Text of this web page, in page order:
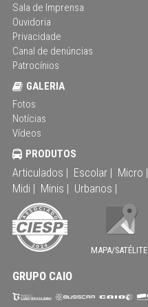
Sala de Imprensa
Ouvidoria
Privacidade
Canal de denúncias
Patrocínios
GALERIA
Fotos
Notícias
Vídeos
PRODUTOS
Articulados | Escolar | Micro |
Midi | Minis | Urbanos |
MAPA/SATÉLITE
GRUPO CAIO